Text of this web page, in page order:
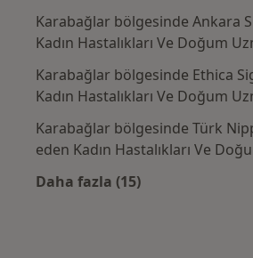
Karabağlar bölgesinde Ankara
Kadın Hastalıkları Ve Doğum
Karabağlar bölgesinde Ethica
Kadın Hastalıkları Ve Doğum
Karabağlar bölgesinde Türk
eden Kadın Hastalıkları Ve
Daha fazla (15)